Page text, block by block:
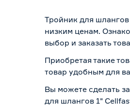
Тройник для
низким ценам.
выбор и заказать
Приобретая такие
товар удобным для
Вы можете сделать
для шлангов 1"